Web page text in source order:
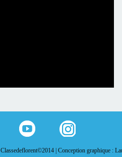
Classedeflorent©2014 | Conception graphique :